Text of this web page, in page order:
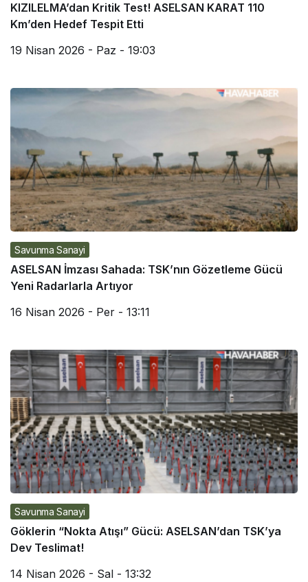
KIZILELMA’dan Kritik Test! ASELSAN KARAT 110
Km’den Hedef Tespit Etti
19 Nisan 2026 - Paz - 19:03
Savunma Sanayi
ASELSAN İmzası Sahada: TSK’nın Gözetleme Gücü
Yeni Radarlarla Artıyor
16 Nisan 2026 - Per - 13:11
Savunma Sanayi
Göklerin “Nokta Atışı” Gücü: ASELSAN’dan TSK’ya
Dev Teslimat!
14 Nisan 2026 - Sal - 13:32